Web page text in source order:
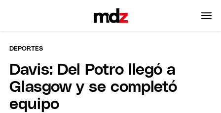
DEPORTES
Davis: Del Potro llegó a
Glasgow y se completó
equipo